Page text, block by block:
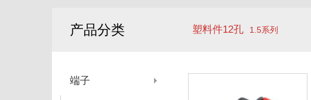
产品分类 塑料件12孔 1.5系列
端子